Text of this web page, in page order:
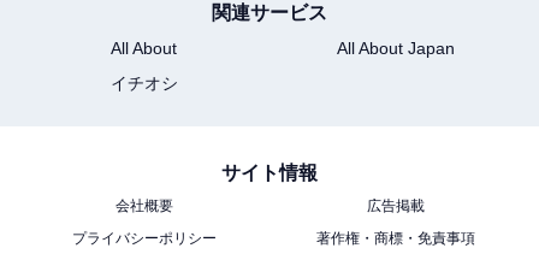
※プラン・部屋により価格は変動します
チェックイン・チェックアウト
チェックアウト：10:00
※プランにより時間が異なる可能性があります
関連サービス
All About
All About Japan
イチオシ
サイト情報
会社概要
広告掲載
プライバシーポリシー
著作権・商標・免責事項